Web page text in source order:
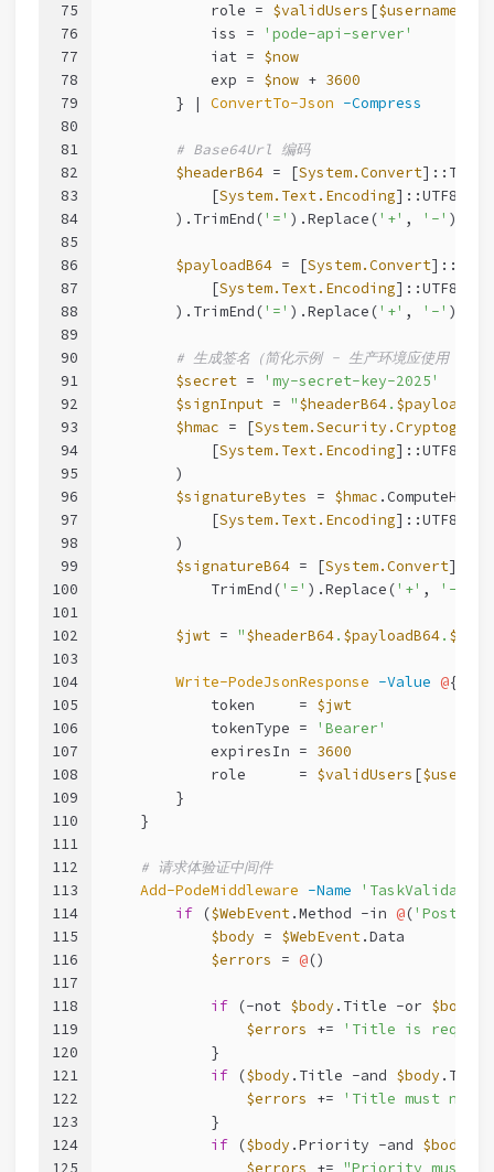
75
76
77
78
79
80
81
82
83
84
85
86
87
88
89
90
91
92
93
94
95
96
97
98
99
100
101
102
103
104
105
106
107
108
109
110
111
112
113
114
115
116
117
118
119
120
121
122
123
124
            role =
$validUsers [$username
            iss =
'pode-api-server'
            iat =
$now
            exp =
$now + 3600
        } |
ConvertTo-Json -Compress
# Base64Url 编码
$headerB64 = [System.Convert
            [
System.Text.Encoding
        ).TrimEnd(
'=' ).Replace('+' , '-'
$payloadB64 = [System.Convert
            [
System.Text.Encoding
        ).TrimEnd(
'=' ).Replace('+' , '-'
# 生成签名（简化示例 - 生产环境应使用
$secret =
'my-secret-key-2025'
$signInput = "$headerB64. $payloadB64
$hmac = [
            [
System.Text.Encoding
        )
$signatureBytes = $hmac .ComputeHash(
            [
System.Text.Encoding
        )
$signatureB64 = [System.Convert
            TrimEnd(
'=' ).Replace('+' , '-'
$jwt = "$headerB64. $payloadB64.
Write-PodeJsonResponse -Value @{
            token     =
$jwt
            tokenType =
'Bearer'
            expiresIn =
3600
            role      =
$validUsers [
        }
    }
# 请求体验证中间件
Add-PodeMiddleware -Name
if ($WebEvent.Method -in @('Post'
$body = $WebEvent.Data
$errors = @()
if (-not $body .Title -or $body
$errors +=
'Title is
            }
if ($body .Title -and $body
$errors +=
'Title must not
            }
if ($body .Priority -and $body